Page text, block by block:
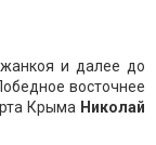
и далее до
восточнее
Крыма Николай